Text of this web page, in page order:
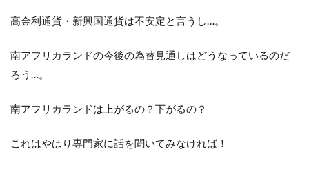
高金利通貨・新興国通貨は不安定と言うし…。
南アフリカランドの今後の為替見通しはどうなっているのだ
ろう…。
南アフリカランドは上がるの？下がるの？
これはやはり専門家に話を聞いてみなければ！